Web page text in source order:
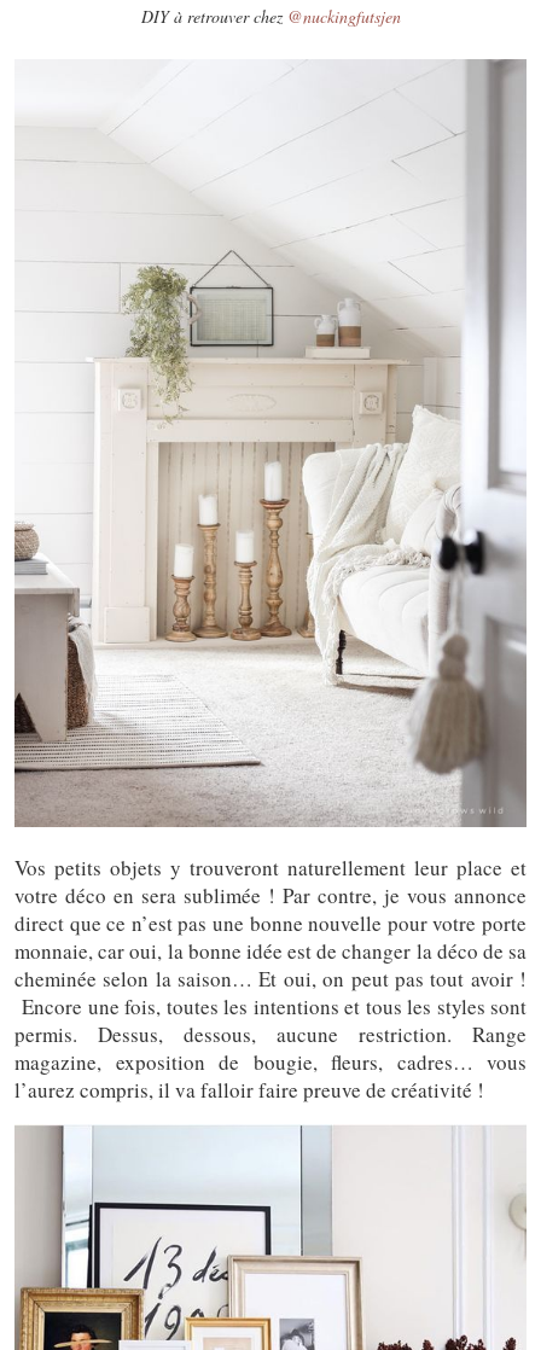
DIY à retrouver chez @nuckingfutsjen
Vos petits objets y trouveront naturellement leur place et
votre déco en sera sublimée ! Par contre, je vous annonce
direct que ce n’est pas une bonne nouvelle pour votre porte
monnaie, car oui, la bonne idée est de changer la déco de sa
cheminée selon la saison… Et oui, on peut pas tout avoir !
Encore une fois, toutes les intentions et tous les styles sont
permis. Dessus, dessous, aucune restriction. Range
magazine, exposition de bougie, fleurs, cadres… vous
l’aurez compris, il va falloir faire preuve de créativité !